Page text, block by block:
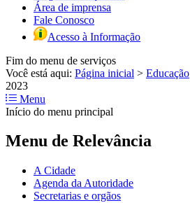
Área de imprensa
Fale Conosco
Acesso à Informação
Fim do menu de serviços
Você está aqui: Página inicial > Educação
2023
Menu
Início do menu principal
Menu de Relevância
A Cidade
Agenda da Autoridade
Secretarias e orgãos